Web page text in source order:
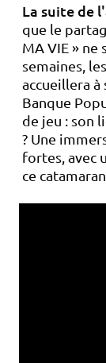
La suite de
que le
MA VIE » ne
semaines,
accueillera
Banque
de jeu : son
? Une
fortes, avec
ce